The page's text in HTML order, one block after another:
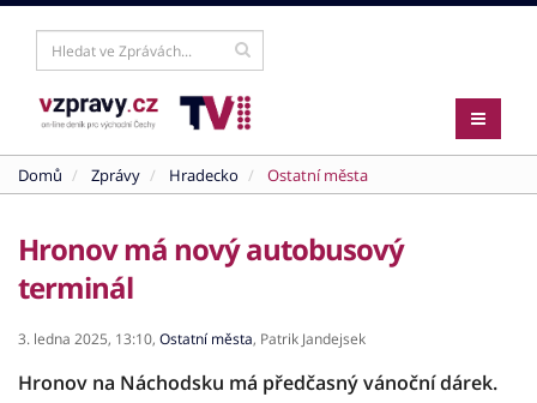
Domů Zprávy Hradecko Ostatní města
Hronov má nový autobusový
terminál
3. ledna 2025, 13:10, Ostatní města, Patrik Jandejsek
Hronov na Náchodsku má předčasný vánoční dárek.